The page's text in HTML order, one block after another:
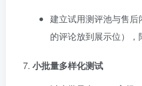
建立试用测评池与售
的评论放到展示位），
小批量多样化测试